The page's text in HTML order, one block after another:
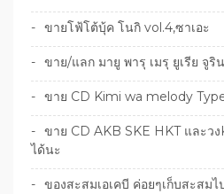
ขายโฟ้โต้บุ้ค โนกิ vol.4,ซาเอะ
ขาย/แลก มายู พารุ เมรุ ยูเรีย จูริ
ขาย CD Kimi wa melody
ขาย CD AKB SKE HKT และว
ได้นะ
ของสะสมเอเคบี ค่อยๆเก็บสะสมไ